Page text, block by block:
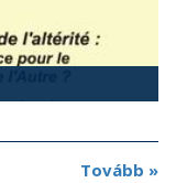
Tovább »